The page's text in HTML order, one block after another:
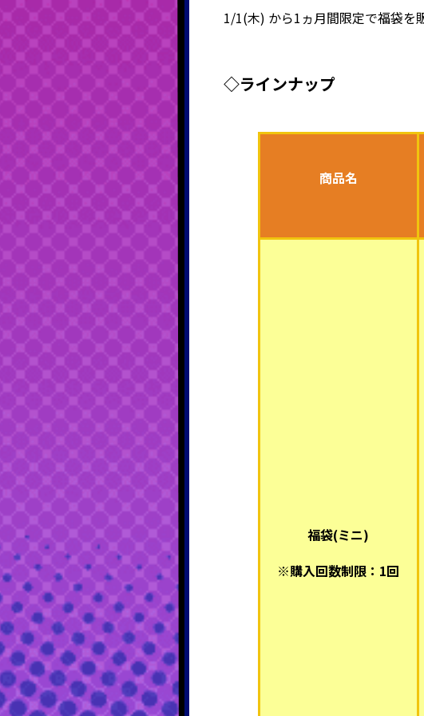
1/1(木) から1ヵ月間限定で福袋を
◇ラインナップ
商品名
福袋(ミニ)
※購入回数制限：1回